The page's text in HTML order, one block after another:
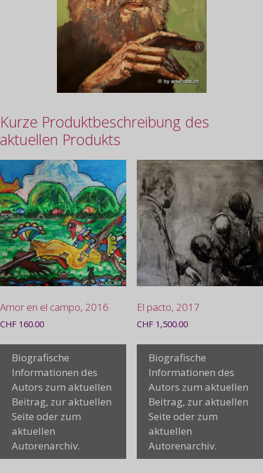
Kurze Produktbeschreibung des
aktuellen Produkts
Amor en el campo, 2016
CHF 160.00
Biografische
Informationen des
Autors zum aktuellen
Beitrag, zur aktuellen
Seite oder zum
aktuellen
Autorenarchiv.
El pacto, 2017
CHF1,500.00
Biografische
Informationen des
Autors zum aktuellen
Beitrag, zur aktuellen
Seite oder zum
aktuellen
Autorenarchiv.